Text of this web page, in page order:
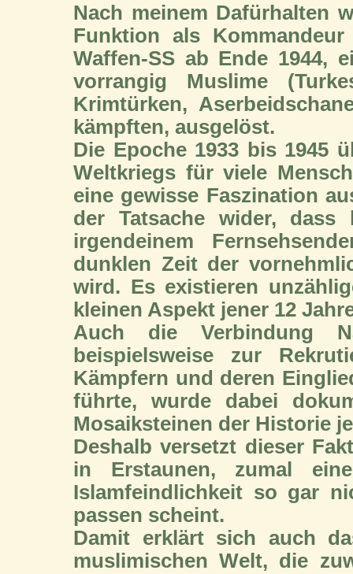
Nach meinem Dafürhalten
Funktion als
Waffen-SS ab Ende 1944,
vorrangig Muslime
Krimtürken,
kämpften, ausgelöst.
Die Epoche 1933 bis 1945
Weltkriegs für viele
eine gewisse Faszination
der Tatsache wider,
irgendeinem
dunklen Zeit der
wird. Es existieren
kleinen Aspekt jener 12
Auch die Verbindung
beispielsweise zur
Kämpfern und deren
führte, wurde dabei
Mosaiksteinen der Historie
Deshalb versetzt dieser
in Erstaunen, zumal
Islamfeindlichkeit so gar
passen scheint.
Damit erklärt sich auch
muslimischen Welt, die